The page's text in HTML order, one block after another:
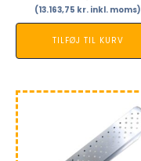
(13.163,75 kr. inkl. moms)
TILFØJ TIL KURV